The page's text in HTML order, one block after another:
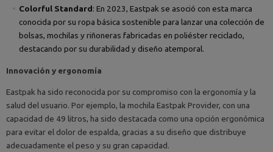
Colorful Standard: En 2023, Eastpak se asoció con esta marca
conocida por su ropa básica sostenible para lanzar una colección de
bolsas, mochilas y riñoneras fabricadas en poliéster reciclado,
destacando por su durabilidad y diseño atemporal.
Innovación y ergonomía
Eastpak ha sido reconocida por su compromiso con la ergonomía y la
salud del usuario. Por ejemplo, la mochila Eastpak Provider, con una
capacidad de 49 litros, ha sido destacada como una opción ergonómica
para evitar el dolor de espalda, gracias a su diseño que distribuye
adecuadamente el peso y su gran capacidad.